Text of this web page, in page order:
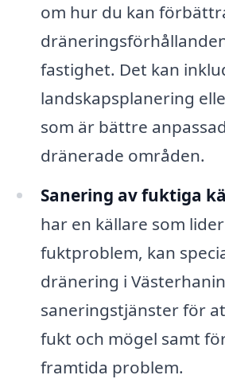
om hur du kan
fastighet. Det kan
landskapsplanering
som är bättre
dränerade områden.
Sanering av fuktiga
har en källare som
fuktproblem, kan
dränering i
saneringstjänster för
fukt och mögel samt
framtida problem.